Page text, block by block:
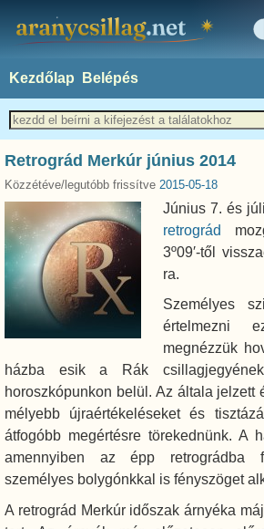
aranycsillag.net
Kezdőlap Belépés
Retrográd Merkúr június 2014
Közzétéve/legutóbb frissítve 2015-05-18
Június 7. és
retrográd
3º09′-től
ra.
Személyes
értelmezni
megnézzük
házba esik a Rák
horoszkópunkon belül. Az általa jelzett
mélyebb újraértékeléseket és
átfogóbb megértésre törekednünk. A
amennyiben az épp retrográdba
személyes bolygónkkal is fényszöget
A retrográd Merkúr időszak árnyéka